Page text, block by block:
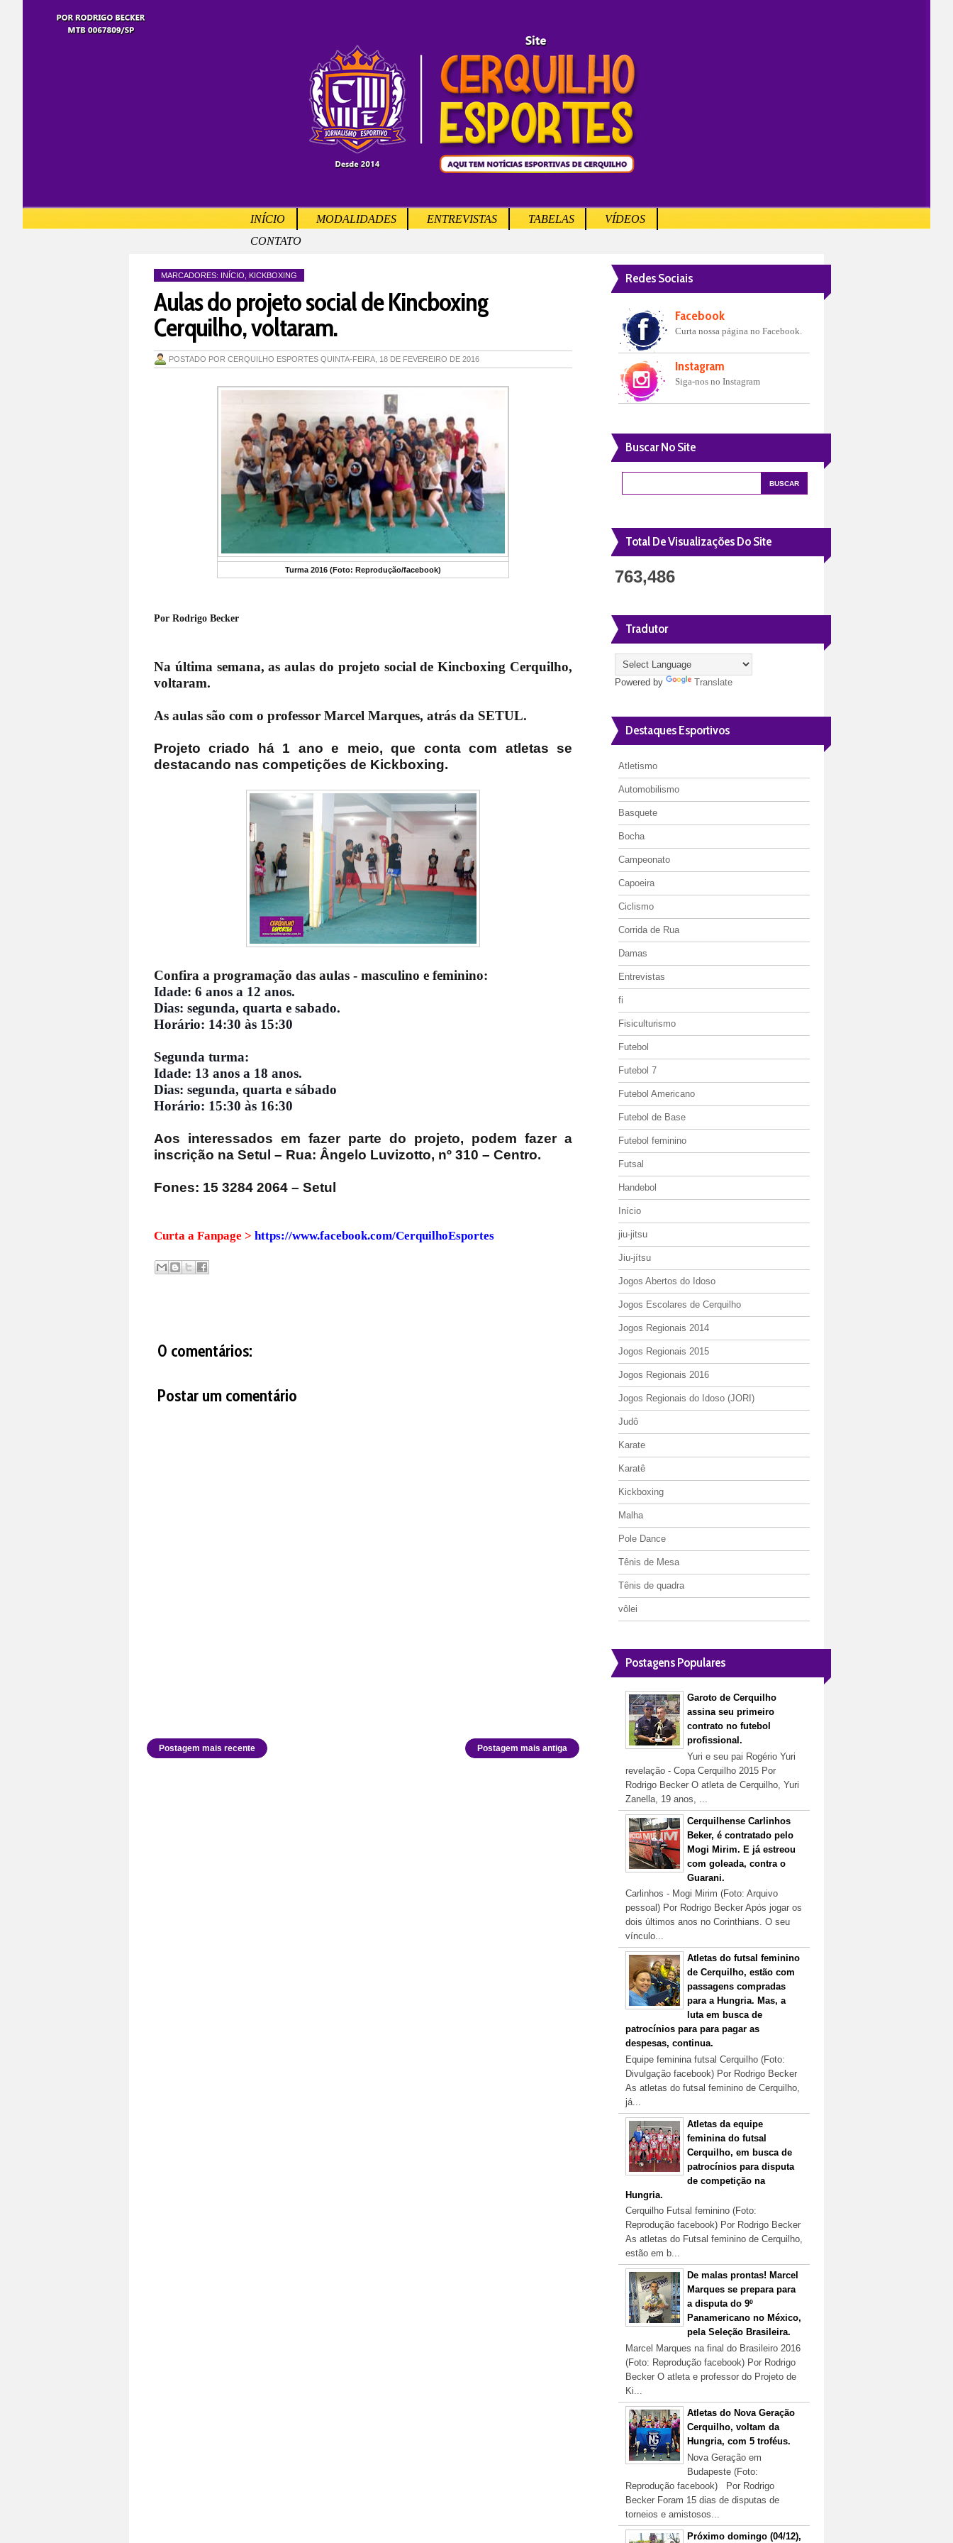
INÍCIO MODALIDADES ENTREVISTAS TABELAS
VÍDEOS
CONTATO
MARCADORES: INÍCIO KICKBOXING
Aulas do projeto social de Kincboxing
Cerquilho, voltaram.
POSTADO POR CERQUILHO ESPORTES QUINTA-FEIRA, 18 DE FEVEREIRO DE 2016
Turma 2016 (Foto: Reprodução/facebook)
Por Rodrigo Becker
Na última semana, as aulas do projeto social de Kincboxing Cerquilho,
voltaram.
As aulas são com o professor Marcel Marques, atrás da SETUL.
Projeto criado há 1 ano e meio, que conta com atletas se
destacando nas competições de Kickboxing.
Confira a programação das aulas - masculino e feminino:
Idade: 6 anos a 12 anos.
Dias: segunda, quarta e sabado.
Horário: 14:30 às 15:30
Segunda turma:
Idade: 13 anos a 18 anos.
Dias: segunda, quarta e sábado
Horário: 15:30 às 16:30
Aos interessados em fazer parte do projeto, podem fazer a
inscrição na Setul – Rua: Ângelo Luvizotto, nº 310 – Centro.
Fones: 15 3284 2064 – Setul
Curta a Fanpage > https://www.facebook.com/CerquilhoEsportes
0 comentários:
Postar um comentário
Postagem mais recente Postagem mais antiga
Redes Sociais
Facebook
Curta nossa página no Facebook.
Instagram
Siga-nos no Instagram
Buscar No Site
Total De Visualizações Do Site
763,486
Tradutor
Powered by Translate
Destaques Esportivos
Atletismo
Automobilismo
Basquete
Bocha
Campeonato
Capoeira
Ciclismo
Corrida de Rua
Damas
Entrevistas
fi
Fisiculturismo
Futebol
Futebol 7
Futebol Americano
Futebol de Base
Futebol feminino
Futsal
Handebol
Início
jiu-jitsu
Jiu-jítsu
Jogos Abertos do Idoso
Jogos Escolares de Cerquilho
Jogos Regionais 2014
Jogos Regionais 2015
Jogos Regionais 2016
Jogos Regionais do Idoso (JORI)
Judô
Karate
Karatê
Kickboxing
Malha
Pole Dance
Tênis de Mesa
Tênis de quadra
vôlei
Postagens Populares
Garoto de Cerquilho
assina seu primeiro
contrato no futebol
profissional.
Yuri e seu pai Rogério Yuri
revelação - Copa Cerquilho 2015 Por
Rodrigo Becker O atleta de Cerquilho, Yuri
Zanella, 19 anos, ...
Cerquilhense Carlinhos
Beker, é contratado pelo
Mogi Mirim. E já estreou
com goleada, contra o
Guarani.
Carlinhos - Mogi Mirim (Foto: Arquivo
pessoal) Por Rodrigo Becker Após jogar os
dois últimos anos no Corinthians. O seu
vínculo...
Atletas do futsal feminino
de Cerquilho, estão com
passagens compradas
para a Hungria. Mas, a
luta em busca de
patrocínios para para pagar as
despesas, continua.
Equipe feminina futsal Cerquilho (Foto:
Divulgação facebook) Por Rodrigo Becker
As atletas do futsal feminino de Cerquilho,
já...
Atletas da equipe
feminina do futsal
Cerquilho, em busca de
patrocínios para disputa
de competição na
Hungria.
Cerquilho Futsal feminino (Foto:
Reprodução facebook) Por Rodrigo Becker
As atletas do Futsal feminino de Cerquilho,
estão em b...
De malas prontas! Marcel
Marques se prepara para
a disputa do 9º
Panamericano no México,
pela Seleção Brasileira.
Marcel Marques na final do Brasileiro 2016
(Foto: Reprodução facebook) Por Rodrigo
Becker O atleta e professor do Projeto de
Ki...
Atletas do Nova Geração
Cerquilho, voltam da
Hungria, com 5 troféus.
Nova Geração em
Budapeste (Foto:
Reprodução facebook) Por Rodrigo
Becker Foram 15 dias de disputas de
torneios e amistosos...
Próximo domingo (04/12),